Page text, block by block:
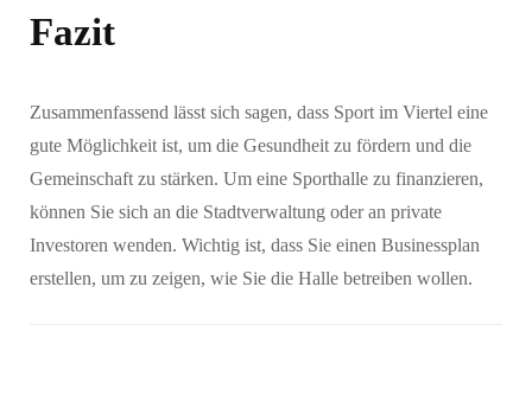
Fazit
Zusammenfassend lässt sich sagen, dass Sport im Viertel eine
gute Möglichkeit ist, um die Gesundheit zu fördern und die
Gemeinschaft zu stärken. Um eine Sporthalle zu finanzieren,
können Sie sich an die Stadtverwaltung oder an private
Investoren wenden. Wichtig ist, dass Sie einen Businessplan
erstellen, um zu zeigen, wie Sie die Halle betreiben wollen.